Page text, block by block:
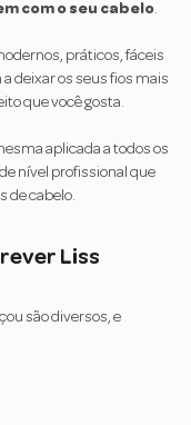
com o seu cabelo.
práticos, fáceis
deixar os seus fios mais
que você gosta.
aplicada a todos os
nível profissional que
de cabelo.
Liss
são diversos, e